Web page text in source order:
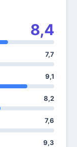
8,4
7,7
9,1
8,2
7,6
9,3